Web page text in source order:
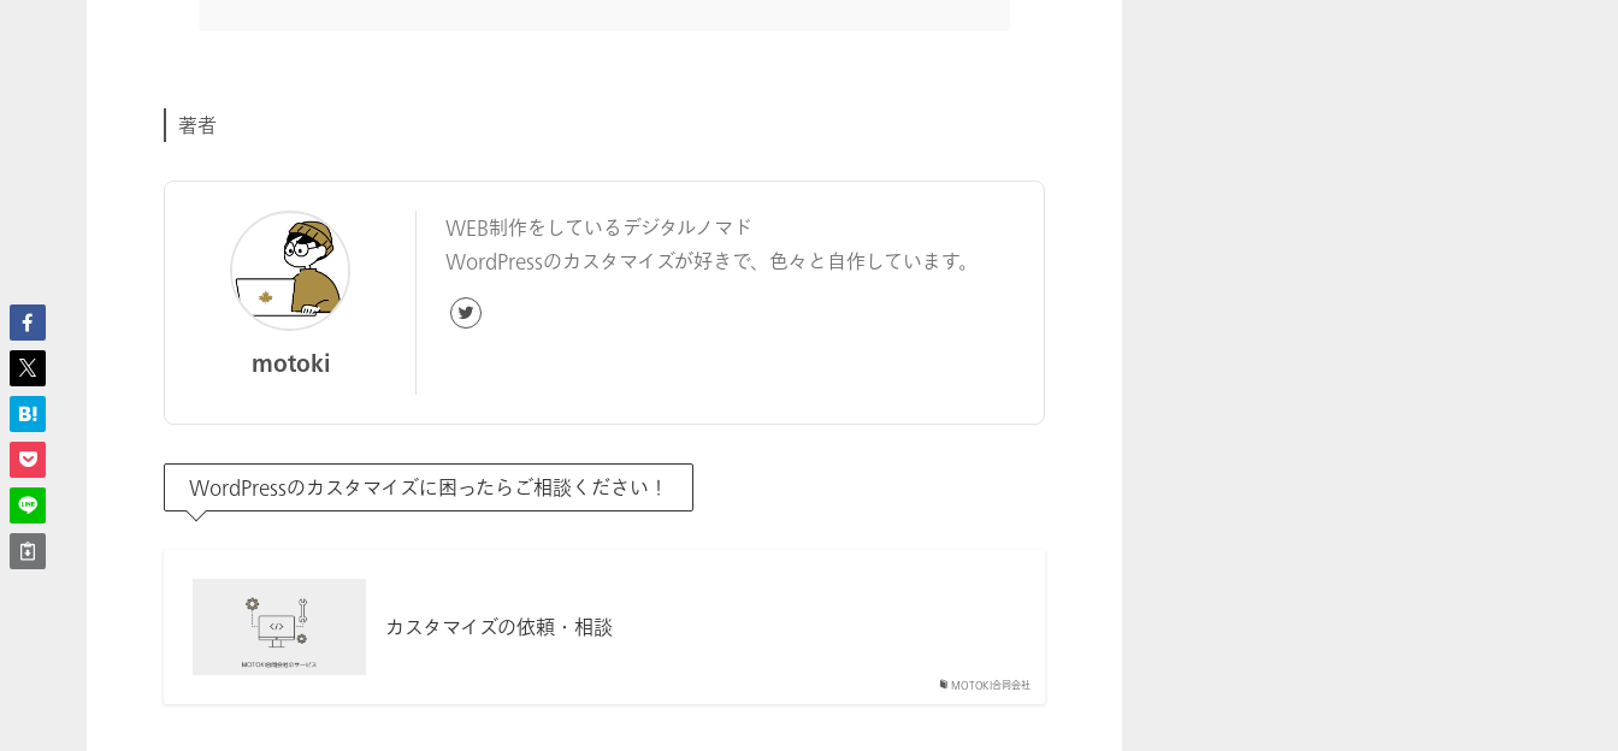
著者
motoki
WEB制作をしているデジタルノマド
WordPressのカスタマイズが好きで、色々と自作しています。
WordPressのカスタマイズに困ったらご相談ください！
MOTOKI合同会社
カスタマイズの依頼・相談